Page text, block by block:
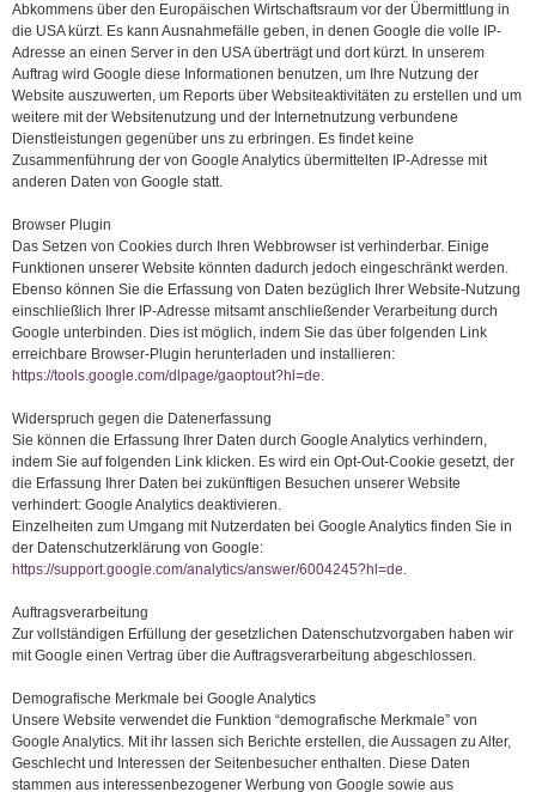
Abkommens über den Europäischen Wirtschaftsraum vor der Übermittlung in
die USA kürzt. Es kann Ausnahmefälle geben, in denen Google die volle IP-
Adresse an einen Server in den USA überträgt und dort kürzt. In unserem
Auftrag wird Google diese Informationen benutzen, um Ihre Nutzung der
Website auszuwerten, um Reports über Websiteaktivitäten zu erstellen und um
weitere mit der Websitenutzung und der Internetnutzung verbundene
Dienstleistungen gegenüber uns zu erbringen. Es findet keine
Zusammenführung der von Google Analytics übermittelten IP-Adresse mit
anderen Daten von Google statt.
Browser Plugin
Das Setzen von Cookies durch Ihren Webbrowser ist verhinderbar. Einige
Funktionen unserer Website könnten dadurch jedoch eingeschränkt werden.
Ebenso können Sie die Erfassung von Daten bezüglich Ihrer Website-Nutzung
einschließlich Ihrer IP-Adresse mitsamt anschließender Verarbeitung durch
Google unterbinden. Dies ist möglich, indem Sie das über folgenden Link
erreichbare Browser-Plugin herunterladen und installieren:
https://tools.google.com/dlpage/gaoptout?hl=de.
Widerspruch gegen die Datenerfassung
Sie können die Erfassung Ihrer Daten durch Google Analytics verhindern,
indem Sie auf folgenden Link klicken. Es wird ein Opt-Out-Cookie gesetzt, der
die Erfassung Ihrer Daten bei zukünftigen Besuchen unserer Website
verhindert: Google Analytics deaktivieren.
Einzelheiten zum Umgang mit Nutzerdaten bei Google Analytics finden Sie in
der Datenschutzerklärung von Google:
https://support.google.com/analytics/answer/6004245?hl=de.
Auftragsverarbeitung
Zur vollständigen Erfüllung der gesetzlichen Datenschutzvorgaben haben wir
mit Google einen Vertrag über die Auftragsverarbeitung abgeschlossen.
Demografische Merkmale bei Google Analytics
Unsere Website verwendet die Funktion “demografische Merkmale” von
Google Analytics. Mit ihr lassen sich Berichte erstellen, die Aussagen zu Alter,
Geschlecht und Interessen der Seitenbesucher enthalten. Diese Daten
stammen aus interessenbezogener Werbung von Google sowie aus